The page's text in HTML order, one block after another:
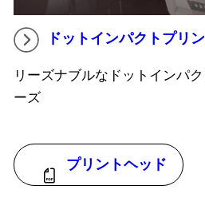
ドットインパクトプリ
リーズナブルなドットインパ
ーズ
プリントヘッド